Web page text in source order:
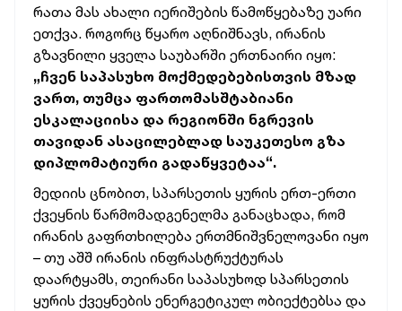
რათა მას ახალი იერიშების წამოწყებაზე უარი
ეთქვა. როგორც წყარო აღნიშნავს, ირანის
გზავნილი ყველა საუბარში ერთნაირი იყო:
„ჩვენ საპასუხო მოქმედებებისთვის მზად
ვართ, თუმცა ფართომასშტაბიანი
ესკალაციისა და რეგიონში ნგრევის
თავიდან ასაცილებლად საუკეთესო გზა
დიპლომატიური გადაწყვეტაა“.
მედიის ცნობით, სპარსეთის ყურის ერთ-ერთი
ქვეყნის წარმომადგენელმა განაცხადა, რომ
ირანის გაფრთხილება ერთმნიშვნელოვანი იყო
– თუ აშშ ირანის ინფრასტრუქტურას
დაარტყამს, თეირანი საპასუხოდ სპარსეთის
ყურის ქვეყნების ენერგეტიკულ ობიექტებსა და